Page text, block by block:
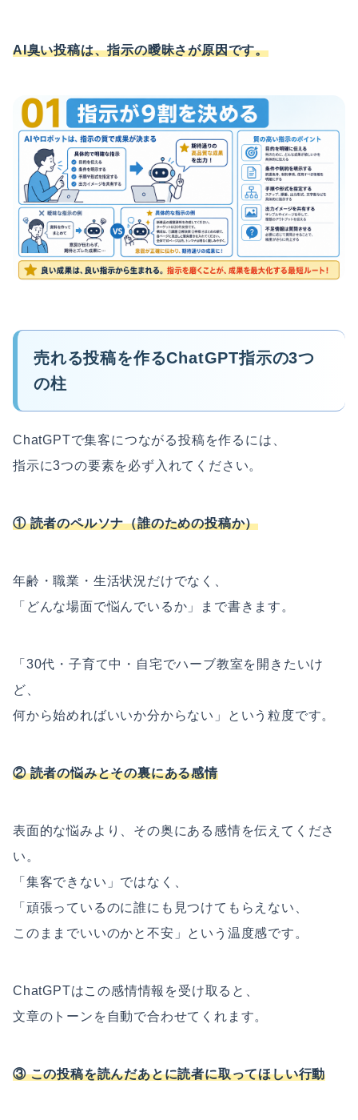
AI臭い投稿は、指示の曖昧さが原因です。
売れる投稿を作るChatGPT指示の3つ
の柱
ChatGPTで集客につながる投稿を作るには、
指示に3つの要素を必ず入れてください。
① 読者のペルソナ（誰のための投稿か）
年齢・職業・生活状況だけでなく、
「どんな場面で悩んでいるか」まで書きます。
「30代・子育て中・自宅でハーブ教室を開きたいけ
ど、
何から始めればいいか分からない」という粒度です。
② 読者の悩みとその裏にある感情
表面的な悩みより、その奥にある感情を伝えてくださ
い。
「集客できない」ではなく、
「頑張っているのに誰にも見つけてもらえない、
このままでいいのかと不安」という温度感です。
ChatGPTはこの感情情報を受け取ると、
文章のトーンを自動で合わせてくれます。
③ この投稿を読んだあとに読者に取ってほしい行動